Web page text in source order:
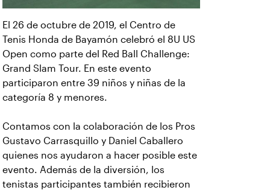
El 26 de octubre de 2019, el Centro de
Tenis Honda de Bayamón celebró el 8U US
Open como parte del Red Ball Challenge:
Grand Slam Tour. En este evento
participaron entre 39 niños y niñas de la
categoría 8 y menores.
Contamos con la colaboración de los Pros
Gustavo Carrasquillo y Daniel Caballero
quienes nos ayudaron a hacer posible este
evento. Además de la diversión, los
tenistas participantes también recibieron